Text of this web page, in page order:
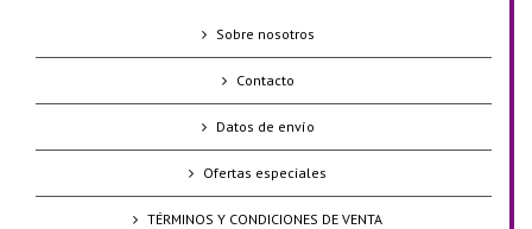
Sobre nosotros
Contacto
Datos de envío
Ofertas especiales
TÉRMINOS Y CONDICIONES DE VENTA